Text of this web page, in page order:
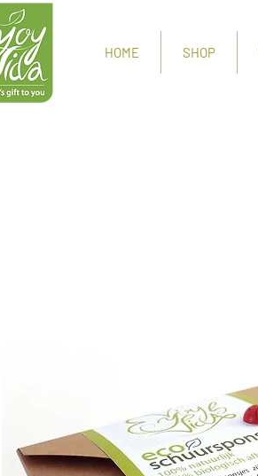
HOME SHOP